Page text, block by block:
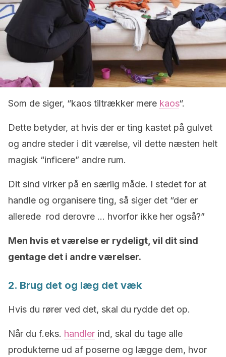
Som de siger, “kaos tiltrækker mere kaos“.
Dette betyder, at hvis der er ting kastet på gulvet
og andre steder i dit værelse, vil dette næsten helt
magisk “inficere” andre rum.
Dit sind virker på en særlig måde. I stedet for at
handle og organisere ting, så siger det “der er
allerede rod derovre … hvorfor ikke her også?”
Men hvis et værelse er rydeligt, vil dit sind
gentage det i andre værelser.
2. Brug det og læg det væk
Hvis du rører ved det, skal du rydde det op.
Når du f.eks. handler ind, skal du tage alle
produkterne ud af poserne og lægge dem, hvor